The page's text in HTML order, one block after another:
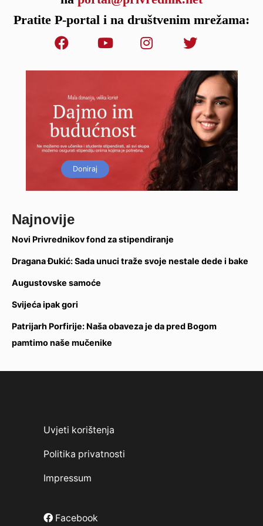
Pratite P-portal i na društvenim mrežama:
Doniraj
Najnovije
Novi Privrednikov fond za stipendiranje
Dragana Đukić: Sada unuci traže svoje nestale dede i bake
Augustovske samoće
Svijeća ipak gori
Patrijarh Porfirije: Naša obaveza je da pred Bogom
pamtimo naše mučenike
Uvjeti korištenja
Politika privatnosti
Impressum
Facebook